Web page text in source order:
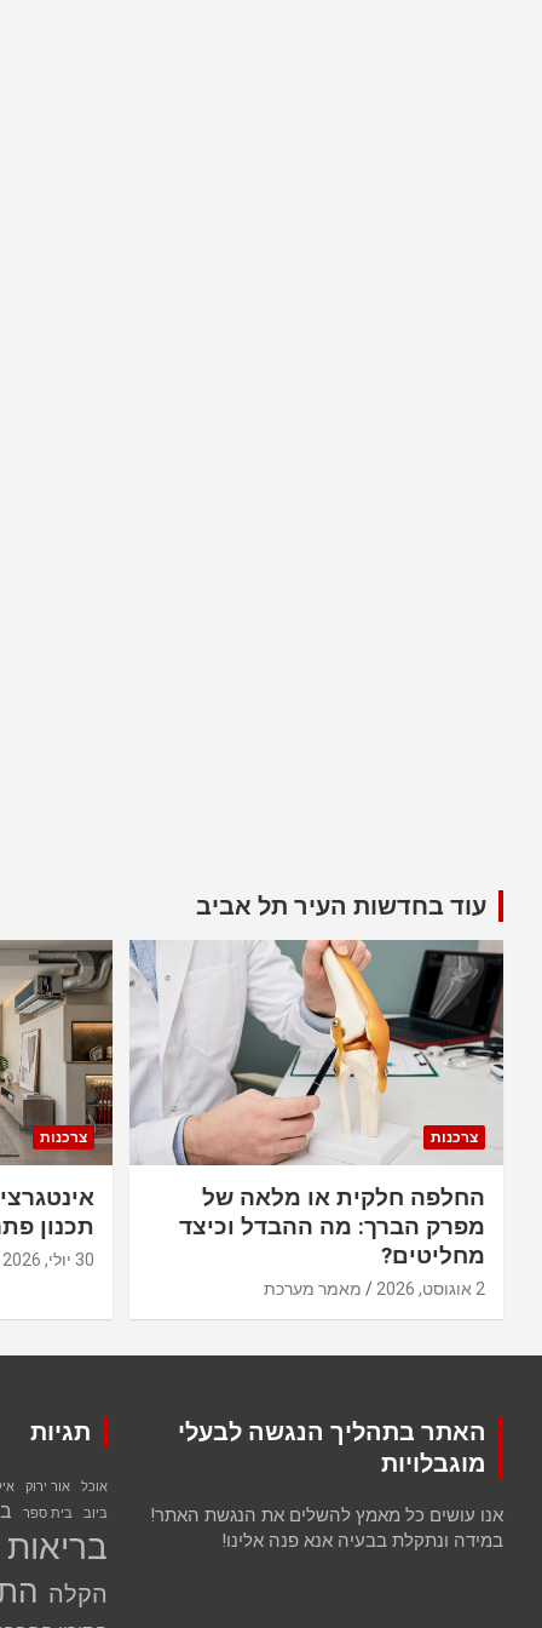
עוד בחדשות העיר תל אביב
צרכנות
החלפה חלקית או מלאה של
מפרק הברך: מה ההבדל וכיצד
מחליטים?
2 אוגוסט, 2026 מאמר מערכת
צרכנות
תכנון
30 יולי, 2026
האתר בתהליך הנגשה לבעלי
מוגבלויות
אנו עושים כל מאמץ להשלים את הנגשת האתר!
במידה ונתקלת בבעיה אנא פנה אלינו!
תגיות
אוכל אור ירוק
ביוב
בית ספר
בריאות
הקלה